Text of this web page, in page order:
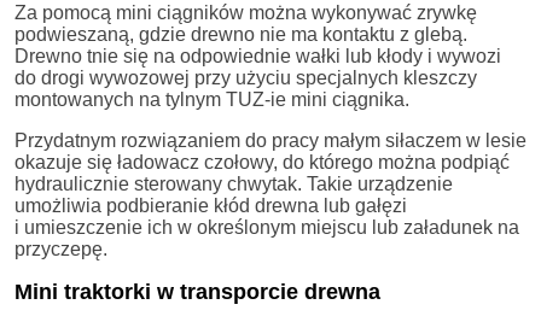
Za pomocą mini ciągników można wykonywać zrywkę
podwieszaną, gdzie drewno nie ma kontaktu z glebą.
Drewno tnie się na odpowiednie wałki lub kłody i wywozi
do drogi wywozowej przy użyciu specjalnych kleszczy
montowanych na tylnym TUZ-ie mini ciągnika.
Przydatnym rozwiązaniem do pracy małym siłaczem w lesie
okazuje się ładowacz czołowy, do którego można podpiąć
hydraulicznie sterowany chwytak. Takie urządzenie
umożliwia podbieranie kłód drewna lub gałęzi
i umieszczenie ich w określonym miejscu lub załadunek na
przyczepę.
Mini traktorki w transporcie drewna